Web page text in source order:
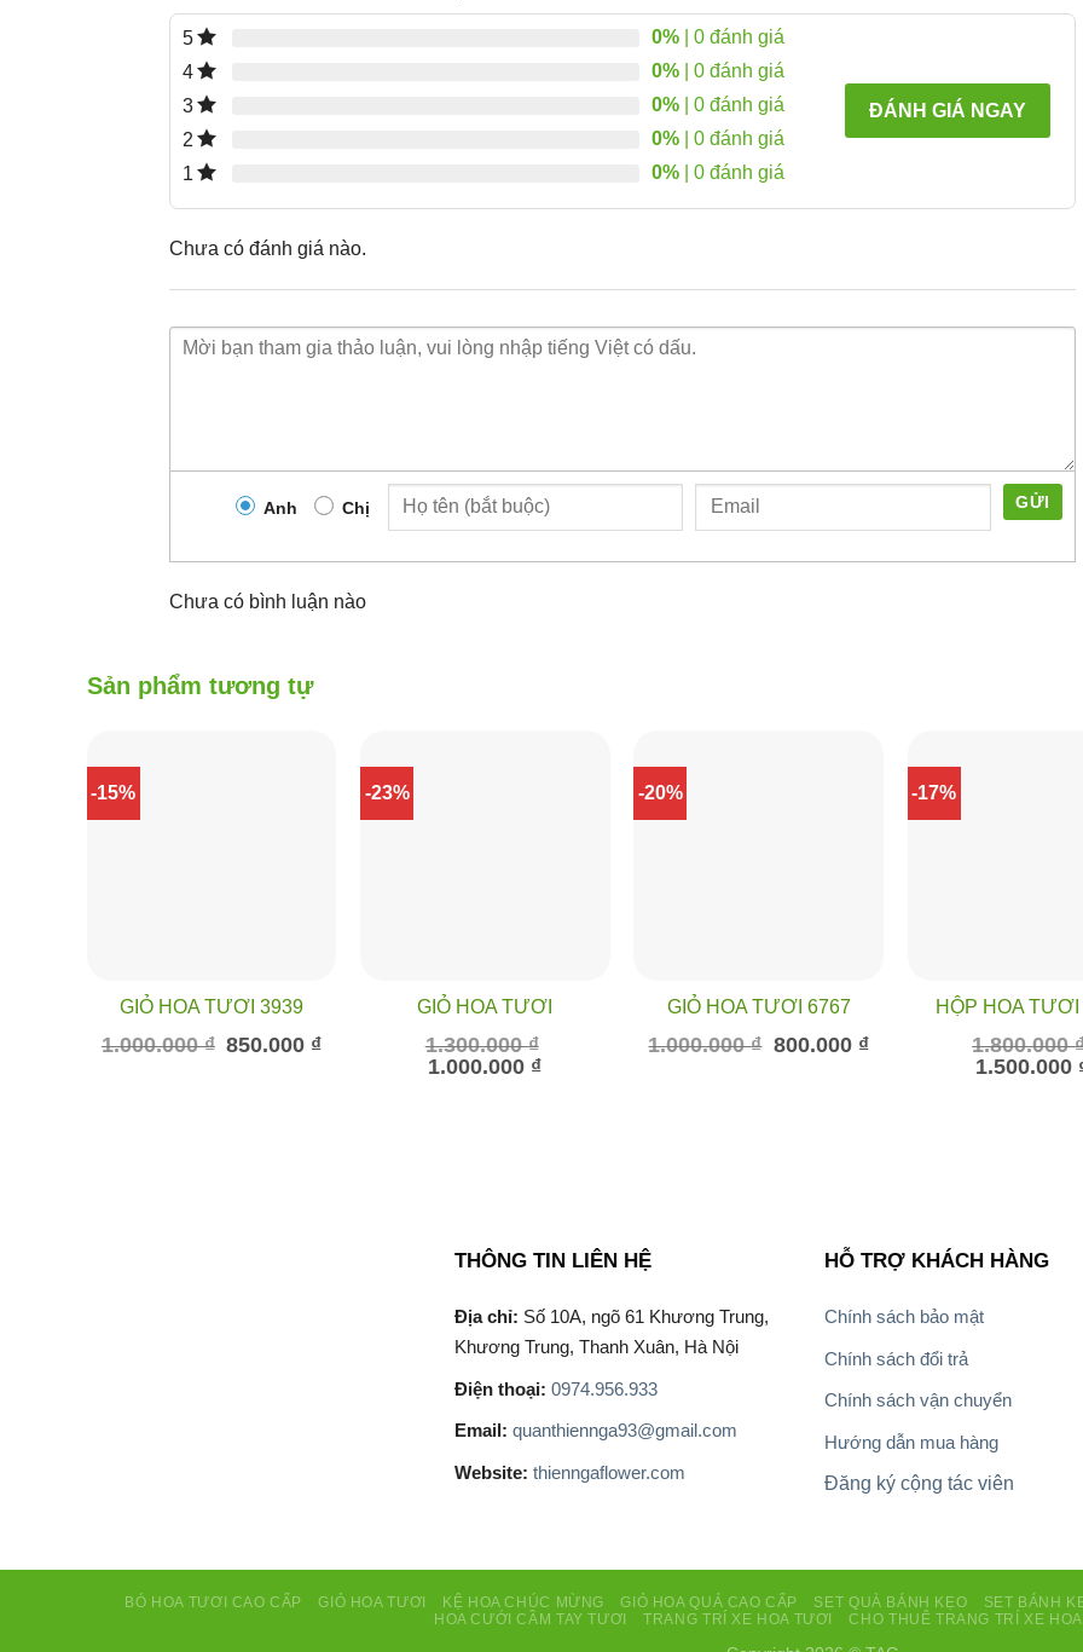
5 0%| 0 đánh giá
4
0%| 0 đánh giá
3
0%| 0 đánh giá
2
0%| 0 đánh giá
1
0%| 0 đánh giá
ĐÁNH GIÁ NGAY
Chưa có đánh giá nào.
Anh Chị GỬI
Chưa có bình luận nào
Sản phẩm tương tự
-15%
GIỎ HOA TƯƠI 3939
1.000.000₫
Giá
gốc
850.000 ₫Giá
-23%
GIỎ HOA TƯƠI
1.300.000₫
Giá
gốc
1.000.000 ₫Giá
-20%
GIỎ HOA TƯƠI 6767
1.000.000₫
Giá
gốc
800.000 ₫Giá
-17%
HỘP HOA
1.800.000
Giá
gốc
1.500.000
THÔNG TIN LIÊN HỆ
Địa chỉ: Số 10A, ngõ 61 Khương Trung,
Khương Trung, Thanh Xuân, Hà Nội
Điện thoại: 0974.956.933
Email: quanthiennga93@gmail.com
Website: thienngaflower.com
HỖ TRỢ KHÁCH HÀNG
Chính sách bảo mật
Chính sách đổi trả
Chính sách vận chuyển
Hướng dẫn mua hàng
Đăng ký cộng tác viên
BÓ HOA TƯƠI CAO CẤP GIỎ HOA TƯƠI KỆ HOA CHÚC MỪNG GIỎ HOA QUẢ CAO CẤP SET QUÀ BÁNH KẸO SET BÁNH
HOA CƯỚI CẦM TAY TƯƠI
TRANG TRÍ XE HOA TƯƠI CHO THUÊ TRANG TRÍ XE